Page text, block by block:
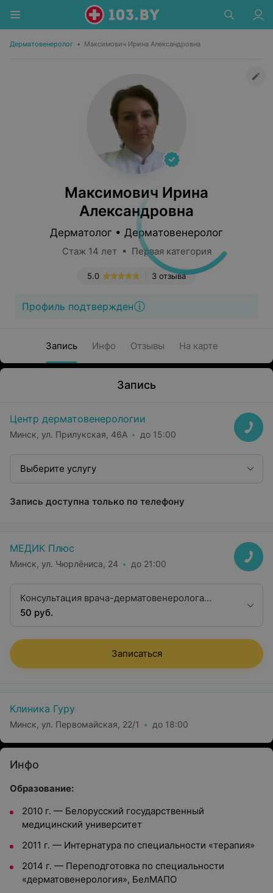
Дерматовенеролог • Максимович Ирина Александровна
Максимович Ирина
Александровна
Дерматолог • Дерматовенеролог
Стаж 14 лет • Первая категория
3 отзыва
5.0
Профиль подтвержден
Запись Инфо Отзывы На карте
Запись
Центр дерматовенерологии
Минск, ул. Прилукская, 46А до 15:00
Выберите услугу
Запись доступна только по телефону
МЕДИК Плюс
Минск, ул. Чюрлёниса, 24 до 21:00
Консультация врача-дерматовенеролога
первой квалификационной категории
50 руб.
Записаться
Клиника Гуру
Минск, ул. Первомайская, 22/1 до 18:00
Инфо
Образование:
2010 г. — Белорусский государственный
медицинский университет
2011 г. — Интернатура по специальности «терапия»
2014 г. — Переподготовка по специальности
«дерматовенерология», БелМАПО